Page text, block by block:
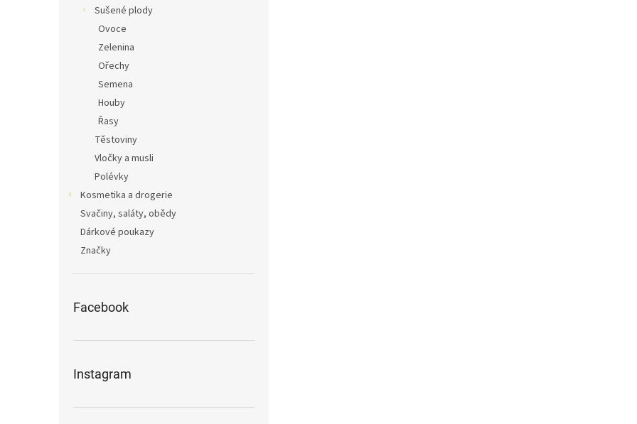
Sušené plody
Ovoce
Zelenina
Ořechy
Semena
Houby
Řasy
Těstoviny
Vločky a musli
Polévky
Kosmetika a drogerie
Svačiny, saláty, obědy
Dárkové poukazy
Značky
Facebook
Instagram